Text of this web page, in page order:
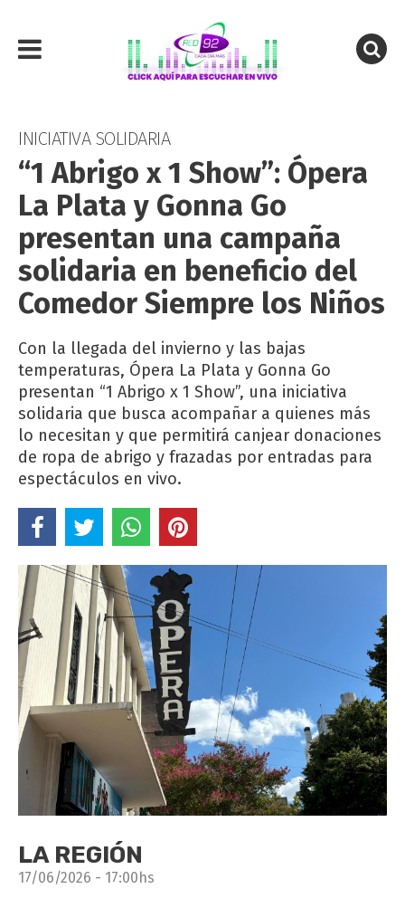
INICIATIVA SOLIDARIA
“1 Abrigo x 1 Show”: Ópera
La Plata y Gonna Go
presentan una campaña
solidaria en beneficio del
Comedor Siempre los Niños
Con la llegada del invierno y las bajas
temperaturas, Ópera La Plata y Gonna Go
presentan “1 Abrigo x 1 Show”, una iniciativa
solidaria que busca acompañar a quienes más
lo necesitan y que permitirá canjear donaciones
de ropa de abrigo y frazadas por entradas para
espectáculos en vivo.
LA REGIÓN
17/06/2026 - 17:00hs